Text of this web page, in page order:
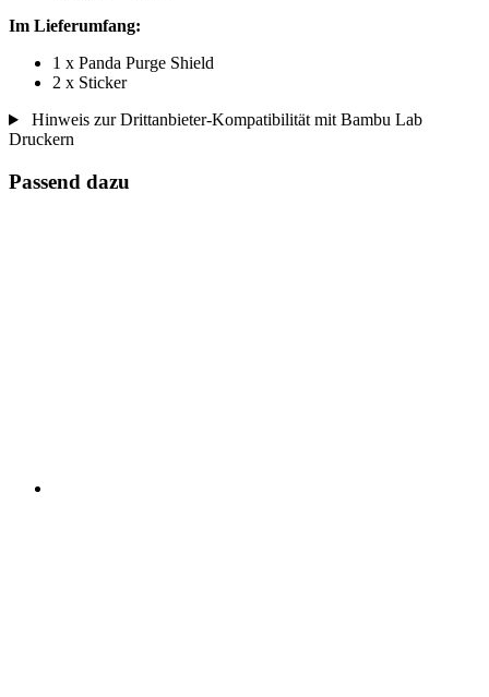
Im Lieferumfang:
1 x Panda Purge Shield
2 x Sticker
Hinweis zur Drittanbieter-Kompatibilität mit Bambu Lab
Druckern
Passend dazu